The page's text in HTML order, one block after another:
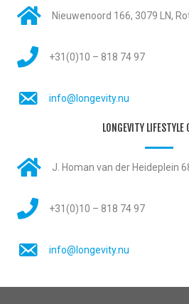
Nieuwenoord 166, 3079 LN,
+31(0)10 – 818 74 97
info@longevity.nu
LONGEVITY LIFESTYLE
J. Homan van der Heideplein
+31(0)10 – 818 74 97
info@longevity.nu